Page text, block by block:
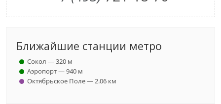
Ближайшие станции метро
Сокол — 320 м
Аэропорт — 940 м
Октябрьское Поле — 2.06 км